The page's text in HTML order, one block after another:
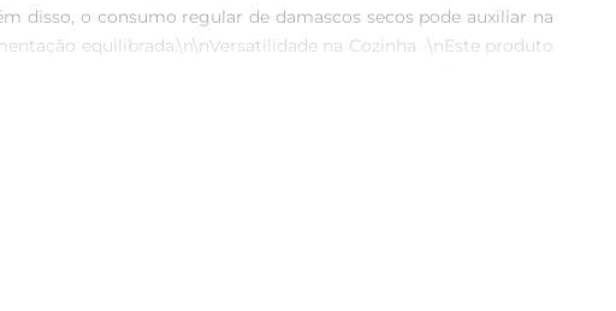
disso, o consumo regular de damascos secos pode auxiliar na
equilibrada.\n\nVersatilidade na Cozinha  \nEste produto
da embalagem de 150g facilita o armazenamento e o
frutas e castanhas que é perfeito para um lanche energético.